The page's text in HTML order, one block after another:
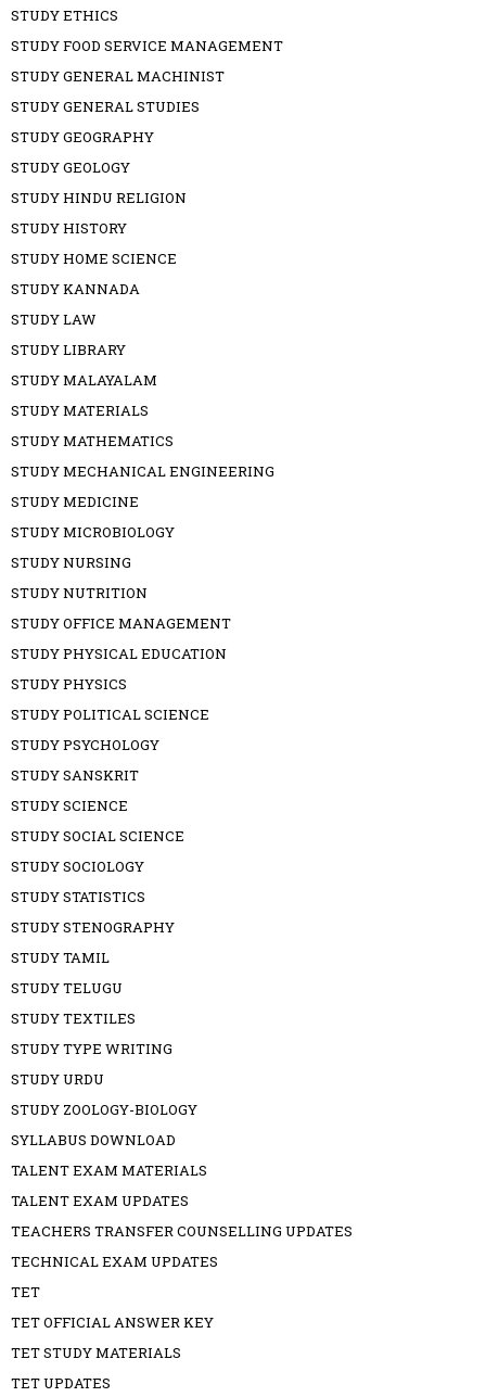
STUDY ETHICS
STUDY FOOD SERVICE MANAGEMENT
STUDY GENERAL MACHINIST
STUDY GENERAL STUDIES
STUDY GEOGRAPHY
STUDY GEOLOGY
STUDY HINDU RELIGION
STUDY HISTORY
STUDY HOME SCIENCE
STUDY KANNADA
STUDY LAW
STUDY LIBRARY
STUDY MALAYALAM
STUDY MATERIALS
STUDY MATHEMATICS
STUDY MECHANICAL ENGINEERING
STUDY MEDICINE
STUDY MICROBIOLOGY
STUDY NURSING
STUDY NUTRITION
STUDY OFFICE MANAGEMENT
STUDY PHYSICAL EDUCATION
STUDY PHYSICS
STUDY POLITICAL SCIENCE
STUDY PSYCHOLOGY
STUDY SANSKRIT
STUDY SCIENCE
STUDY SOCIAL SCIENCE
STUDY SOCIOLOGY
STUDY STATISTICS
STUDY STENOGRAPHY
STUDY TAMIL
STUDY TELUGU
STUDY TEXTILES
STUDY TYPE WRITING
STUDY URDU
STUDY ZOOLOGY-BIOLOGY
SYLLABUS DOWNLOAD
TALENT EXAM MATERIALS
TALENT EXAM UPDATES
TEACHERS TRANSFER COUNSELLING UPDATES
TECHNICAL EXAM UPDATES
TET
TET OFFICIAL ANSWER KEY
TET STUDY MATERIALS
TET UPDATES